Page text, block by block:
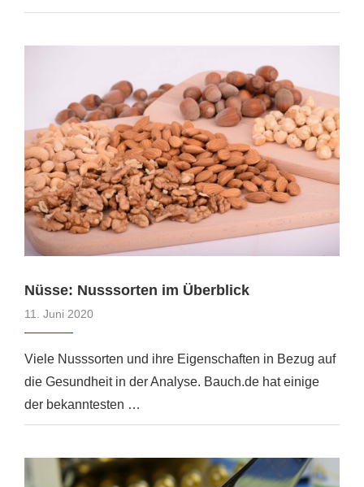
Nüsse: Nusssorten im Überblick
11. Juni 2020
Viele Nusssorten und ihre Eigenschaften in Bezug auf
die Gesundheit in der Analyse. Bauch.de hat einige
der bekanntesten …